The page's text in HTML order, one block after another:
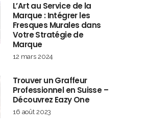
L’Art au Service de la
Marque : Intégrer les
Fresques Murales dans
Votre Stratégie de
Marque
12 mars 2024
Trouver un Graffeur
Professionnel en Suisse –
Découvrez Eazy One
16 août 2023